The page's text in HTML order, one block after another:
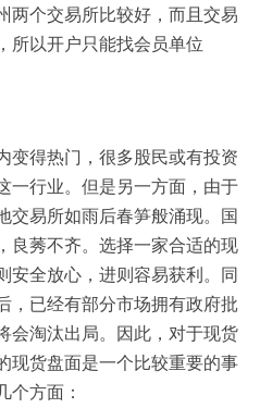
两个交易所比较好，而且交易
所以开户只能找会员单位
变得热门，很多股民或有投资
一行业。但是另一方面，由于
交易所如雨后春笋般涌现。国
良莠不齐。选择一家合适的现
安全放心，进则容易获利。同
，已经有部分市场拥有政府批
会淘汰出局。因此，对于现货
现货盘面是一个比较重要的事
个方面：